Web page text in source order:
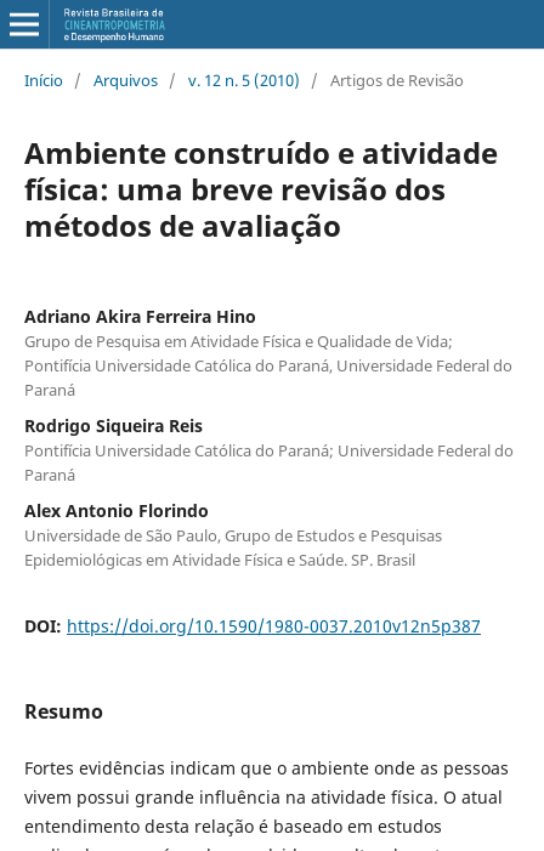
Início / Arquivos / v. 12 n. 5 (2010) / Artigos de Revisão
Ambiente construído e atividade
física: uma breve revisão dos
métodos de avaliação
Adriano Akira Ferreira Hino
Grupo de Pesquisa em Atividade Física e Qualidade de Vida;
Pontifícia Universidade Católica do Paraná, Universidade Federal do
Paraná
Rodrigo Siqueira Reis
Pontifícia Universidade Católica do Paraná; Universidade Federal do
Paraná
Alex Antonio Florindo
Universidade de São Paulo, Grupo de Estudos e Pesquisas
Epidemiológicas em Atividade Física e Saúde. SP. Brasil
DOI: https://doi.org/10.1590/1980-0037.2010v12n5p387
Resumo
Fortes evidências indicam que o ambiente onde as pessoas
vivem possui grande influência na atividade física. O atual
entendimento desta relação é baseado em estudos